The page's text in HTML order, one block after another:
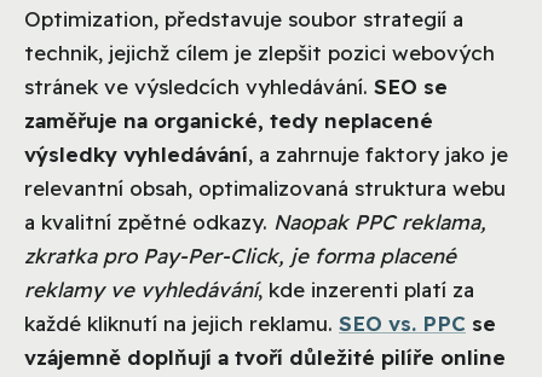
Optimization, představuje soubor strategií a
technik, jejichž cílem je zlepšit pozici webových
stránek ve výsledcích vyhledávání. SEO se
zaměřuje na organické, tedy neplacené
výsledky vyhledávání, a zahrnuje faktory jako je
relevantní obsah, optimalizovaná struktura webu
a kvalitní zpětné odkazy. Naopak PPC reklama,
zkratka pro Pay-Per-Click, je forma placené
reklamy ve vyhledávání, kde inzerenti platí za
každé kliknutí na jejich reklamu. SEO vs. PPC se
vzájemně doplňují a tvoří důležité pilíře online